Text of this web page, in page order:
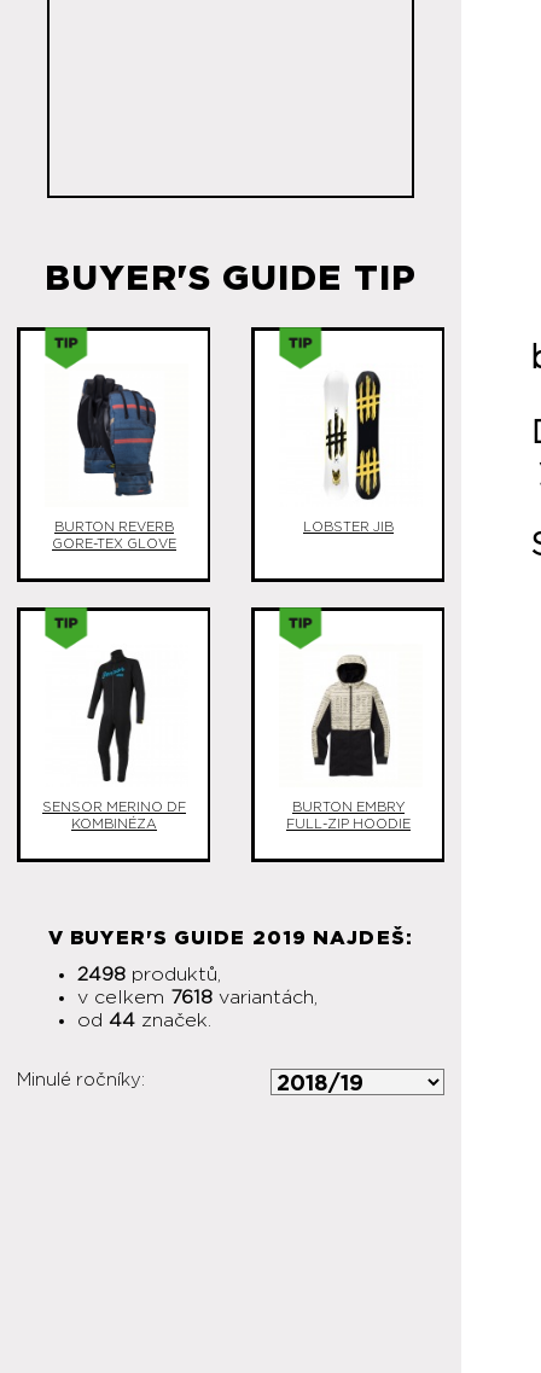
BUYER'S GUIDE TIP
BURTON REVERB
GORE-TEX GLOVE
LOBSTER JIB
SENSOR MERINO DF
KOMBINÉZA
BURTON EMBRY
FULL-ZIP HOODIE
V BUYER'S GUIDE 2019 NAJDEŠ:
2498 produktů,
v celkem 7618 variantách,
od 44 značek.
Minulé ročníky: